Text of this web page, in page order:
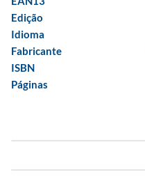
Edição
Idioma
Fabricante
ISBN
Páginas